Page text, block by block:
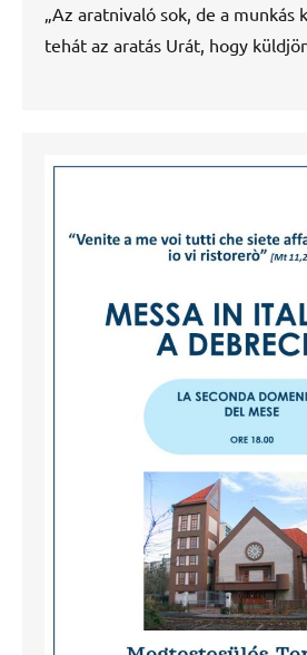
„Az aratnivaló sok, de a munkás
tehát az aratás Urát, hogy